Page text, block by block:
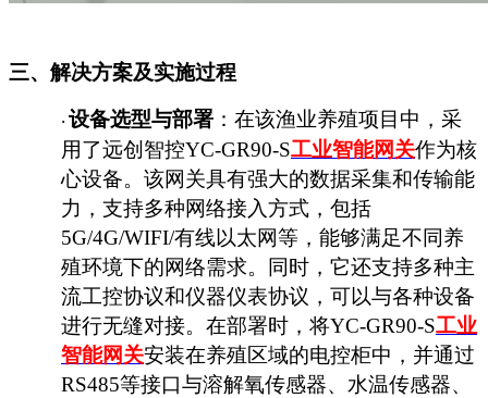
三、解决方案及实施过程
· 设备选型与部署 ：在该渔业养殖项目中，采
用了远创智控YC-GR90-S工业智能网关作为核
心设备。该网关具有强大的数据采集和传输能
力，支持多种网络接入方式，包括
5G/4G/WIFI/有线以太网等，能够满足不同养
殖环境下的网络需求。同时，它还支持多种主
流工控协议和仪器仪表协议，可以与各种设备
进行无缝对接。在部署时，将YC-GR90-S工业
智能网关安装在养殖区域的电控柜中，并通过
RS485等接口与溶解氧传感器、水温传感器、